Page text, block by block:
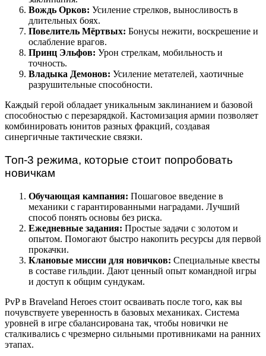
Вождь Орков: Усиление стрелков, выносливость в
длительных боях.
Повелитель Мёртвых: Бонусы нежити, воскрешение и
ослабление врагов.
Принц Эльфов: Урон стрелкам, мобильность и
точность.
Владыка Демонов: Усиление метателей, хаотичные
разрушительные способности.
Каждый герой обладает уникальным заклинанием и базовой
способностью с перезарядкой. Кастомизация армии позволяет
комбинировать юнитов разных фракций, создавая
синергичные тактические связки.
Топ-3 режима, которые стоит попробовать
новичкам
Обучающая кампания: Пошаговое введение в
механики с гарантированными наградами. Лучший
способ понять основы без риска.
Ежедневные задания: Простые задачи с золотом и
опытом. Помогают быстро накопить ресурсы для первой
прокачки.
Клановые миссии для новичков: Специальные квесты
в составе гильдии. Дают ценный опыт командной игры
и доступ к общим сундукам.
PvP в Braveland Heroes стоит осваивать после того, как вы
почувствуете уверенность в базовых механиках. Система
уровней в игре сбалансирована так, чтобы новички не
сталкивались с чрезмерно сильными противниками на ранних
этапах.